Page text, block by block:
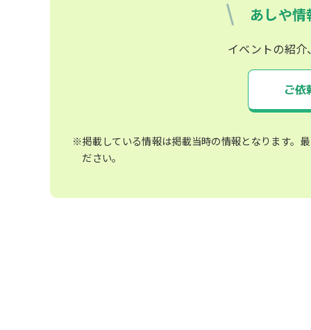
あしや
イベントの紹
ご依
※掲載している情報は掲載当時の情報となります。
ださい。